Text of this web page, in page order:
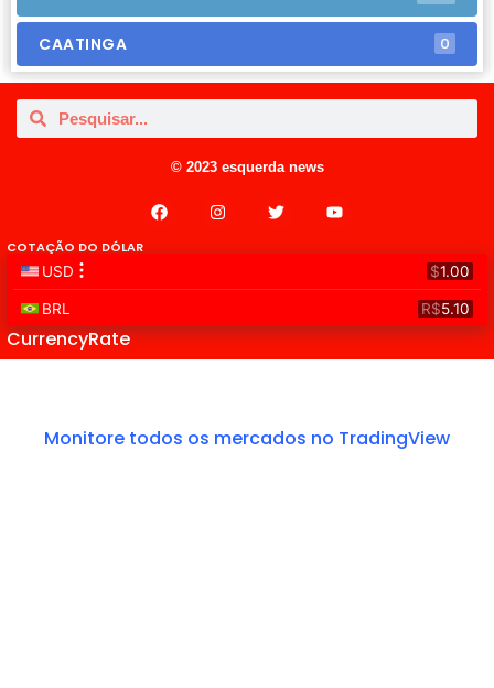
CAATINGA 0
© 2023 esquerda news
COTAÇÃO DO DÓLAR
CurrencyRate
Monitore todos os mercados no TradingView